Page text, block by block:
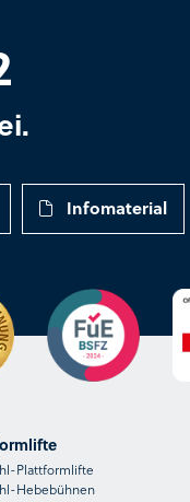
Infomaterial
Plattformlifte
Hebebühnen